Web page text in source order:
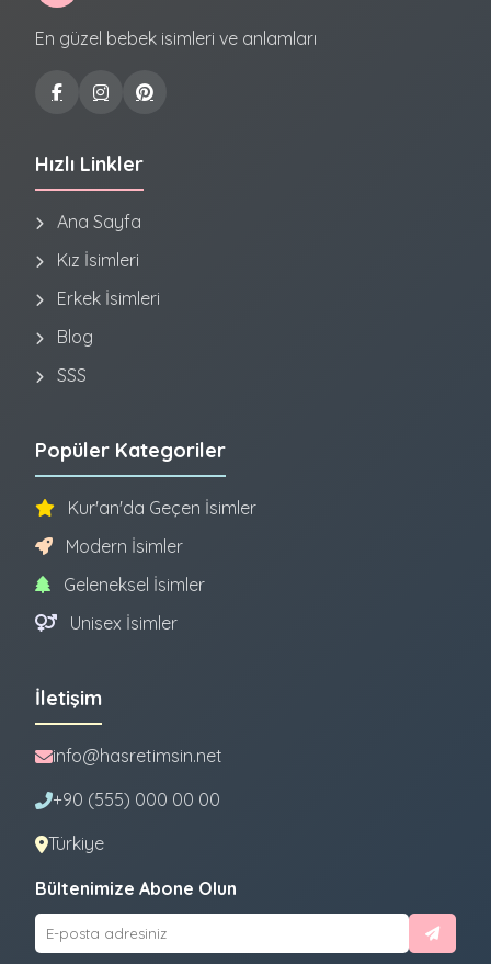
En güzel bebek isimleri ve anlamları
Hızlı Linkler
Ana Sayfa
Kız İsimleri
Erkek İsimleri
Blog
SSS
Popüler Kategoriler
Kur'an'da Geçen İsimler
Modern İsimler
Geleneksel İsimler
Unisex İsimler
İletişim
info@hasretimsin.net
+90 (555) 000 00 00
Türkiye
Bültenimize Abone Olun
E-
posta